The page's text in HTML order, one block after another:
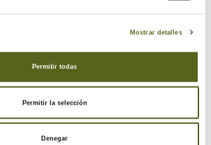
Mostrar detalles
Permitir todas
Permitir la selección
Denegar